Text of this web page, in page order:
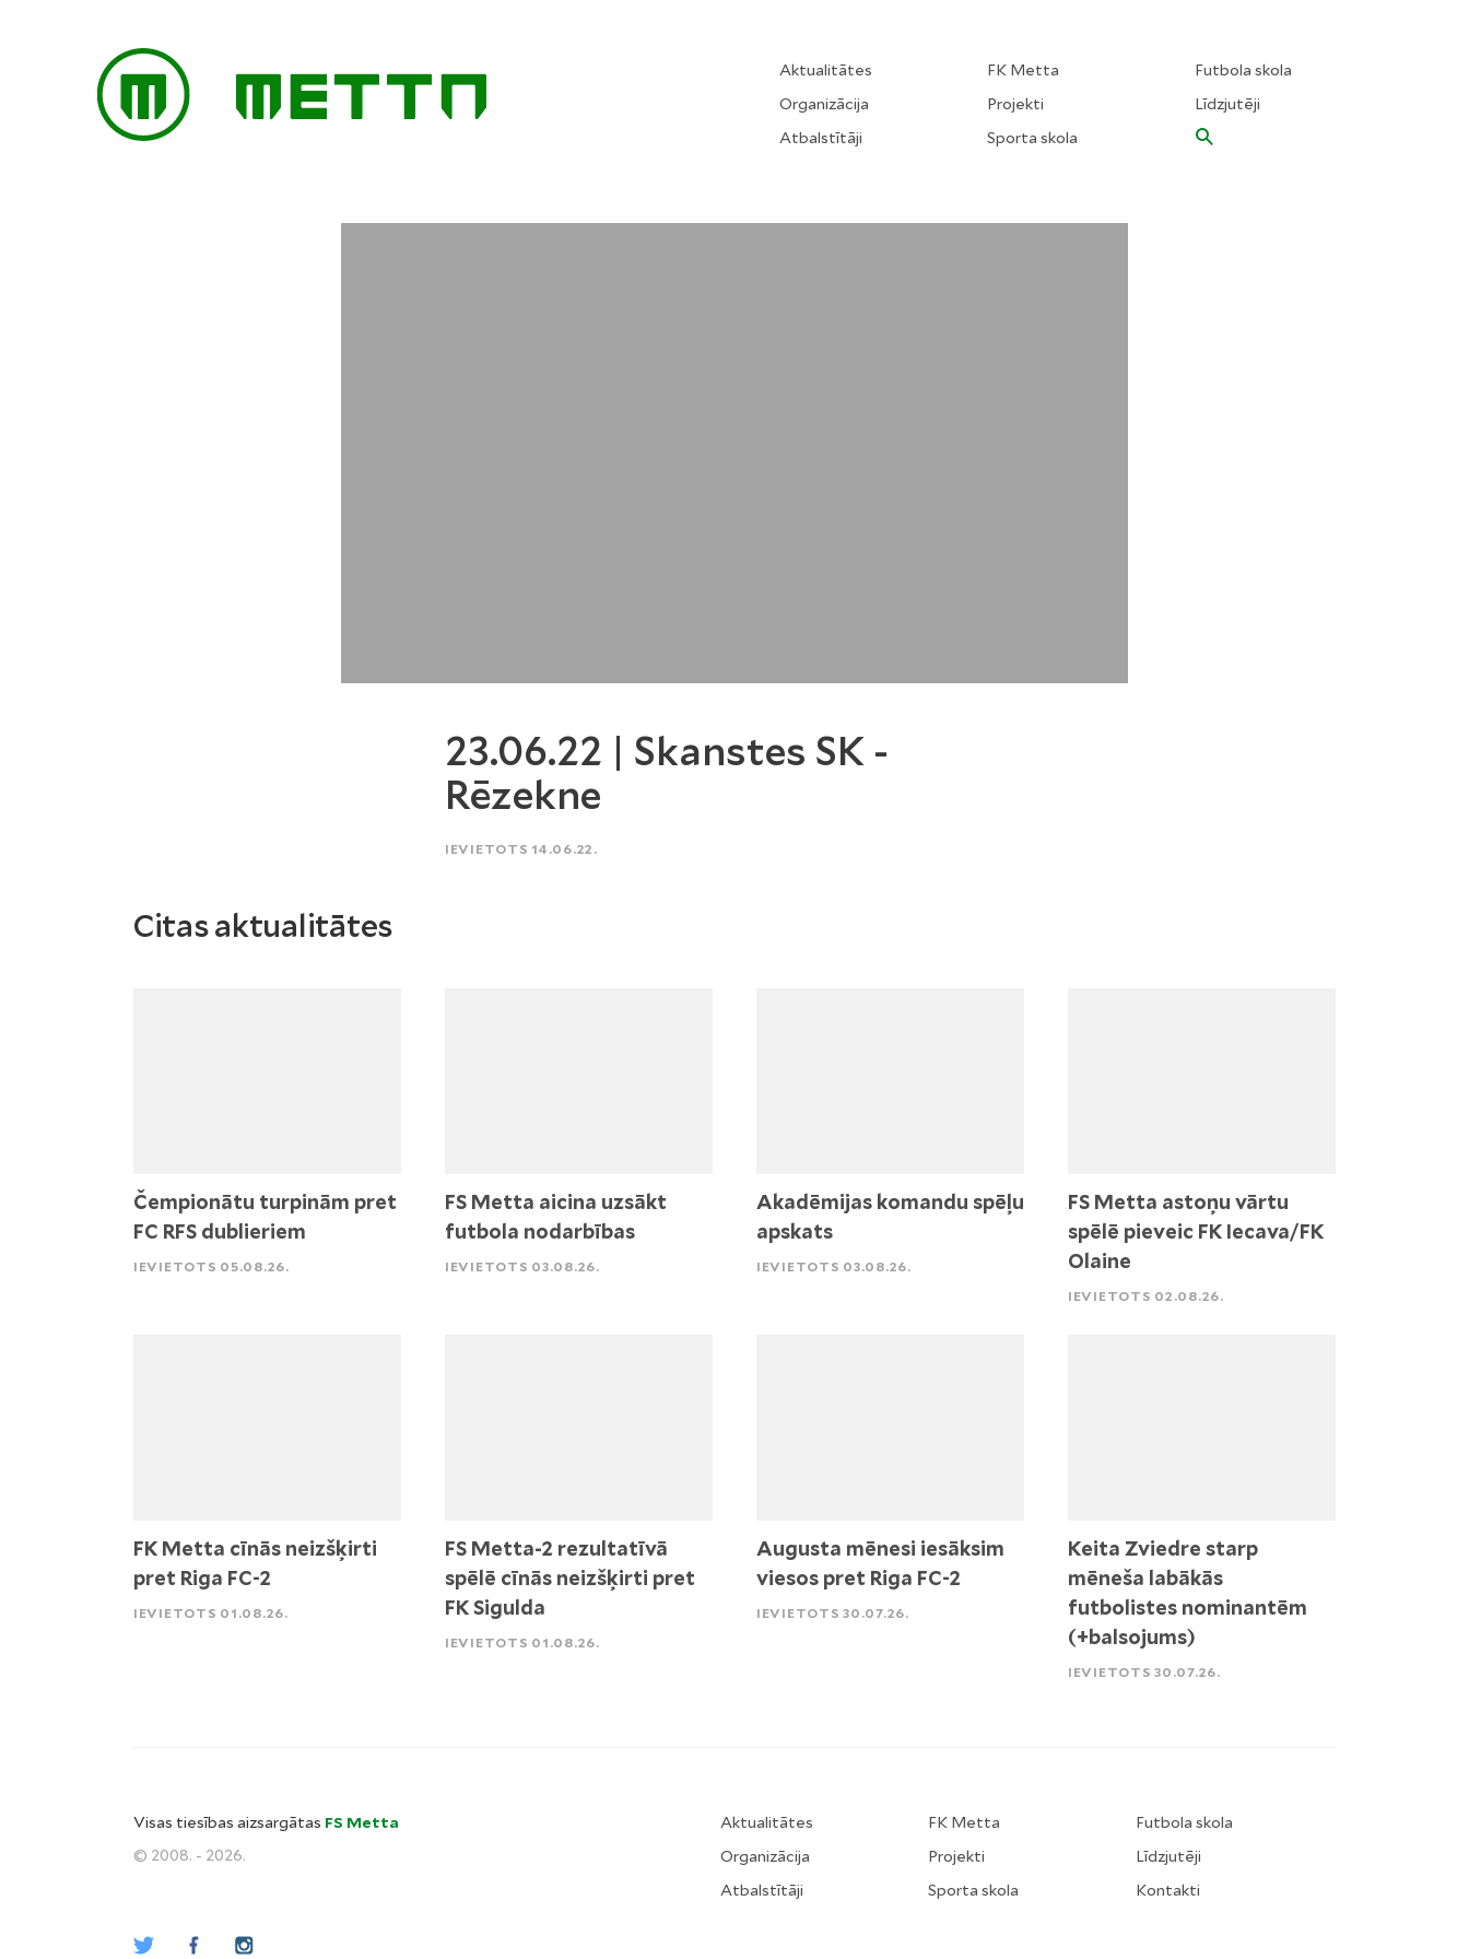
Aktualitātes
Organizācija
Atbalstītāji
FK Metta
Projekti
Sporta skola
Futbola skola
Līdzjutēji
23.06.22 | Skanstes SK -
Rēzekne
IEVIETOTS 14.06.22.
Citas aktualitātes
Čempionātu turpinām pret
FC RFS dublieriem
IEVIETOTS 05.08.26.
FS Metta aicina uzsākt
futbola nodarbības
IEVIETOTS 03.08.26.
Akadēmijas komandu spēļu
apskats
IEVIETOTS 03.08.26.
FS Metta astoņu vārtu
spēlē pieveic FK Iecava/FK
Olaine
IEVIETOTS 02.08.26.
FK Metta cīnās neizšķirti
pret Riga FC-2
IEVIETOTS 01.08.26.
FS Metta-2 rezultatīvā
spēlē cīnās neizšķirti pret
FK Sigulda
IEVIETOTS 01.08.26.
Augusta mēnesi iesāksim
viesos pret Riga FC-2
IEVIETOTS 30.07.26.
Keita Zviedre starp
mēneša labākās
futbolistes nominantēm
(+balsojums)
IEVIETOTS 30.07.26.
Visas tiesības aizsargātas FS Metta
© 2008. - 2026.
Aktualitātes
Organizācija
Atbalstītāji
FK Metta
Projekti
Sporta skola
Futbola skola
Līdzjutēji
Kontakti